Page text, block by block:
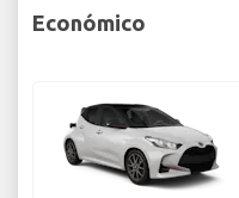
Económico